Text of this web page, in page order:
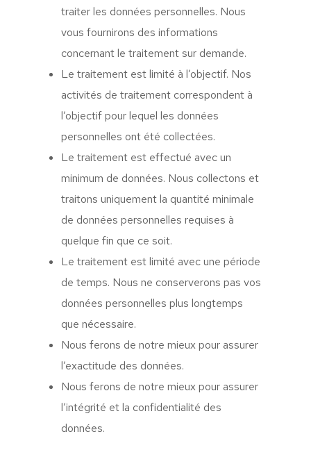
traiter les données personnelles. Nous
vous fournirons des informations
concernant le traitement sur demande.
Le traitement est limité à l’objectif. Nos
activités de traitement correspondent à
l’objectif pour lequel les données
personnelles ont été collectées.
Le traitement est effectué avec un
minimum de données. Nous collectons et
traitons uniquement la quantité minimale
de données personnelles requises à
quelque fin que ce soit.
Le traitement est limité avec une période
de temps. Nous ne conserverons pas vos
données personnelles plus longtemps
que nécessaire.
Nous ferons de notre mieux pour assurer
l’exactitude des données.
Nous ferons de notre mieux pour assurer
l’intégrité et la confidentialité des
données.